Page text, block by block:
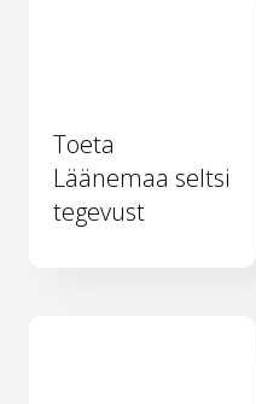
Toeta
Läänemaa seltsi
tegevust